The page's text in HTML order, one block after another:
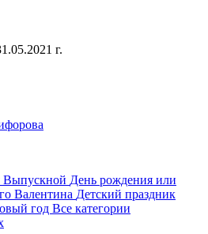
г.
Выпускной День рождения или
Валентина Детский праздник
год Все категории